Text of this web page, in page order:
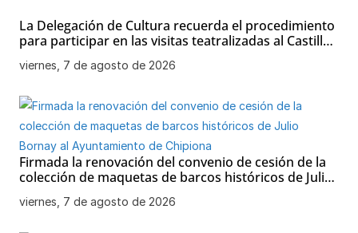
La Delegación de Cultura recuerda el procedimiento
para participar en las visitas teatralizadas al Castillo
de Chipiona
viernes, 7 de agosto de 2026
Firmada la renovación del convenio de cesión de la
colección de maquetas de barcos históricos de Julio
Bornay al Ayuntamiento de Chipiona
viernes, 7 de agosto de 2026